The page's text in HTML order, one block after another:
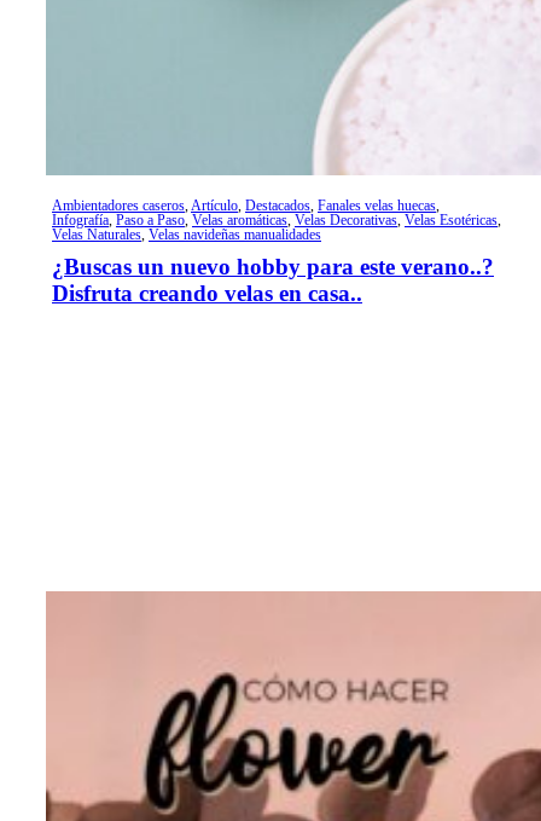
Ambientadores caseros,Artículo, Destacados, Fanales velas huecas,
Infografía, Paso a Paso, Velas aromáticas, Velas Decorativas, Velas Esotéricas,
Velas Naturales, Velas navideñas manualidades
¿Buscas un nuevo hobby para este verano..?
Disfruta creando velas en casa..